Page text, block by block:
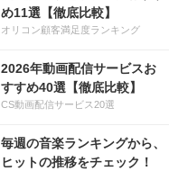
め11選【徹底比較】
オリコン顧客満足度ランキング
2026年動画配信サービスお
すすめ40選【徹底比較】
CS動画配信サービス20選
毎週の音楽ランキングから、
ヒットの推移をチェック！